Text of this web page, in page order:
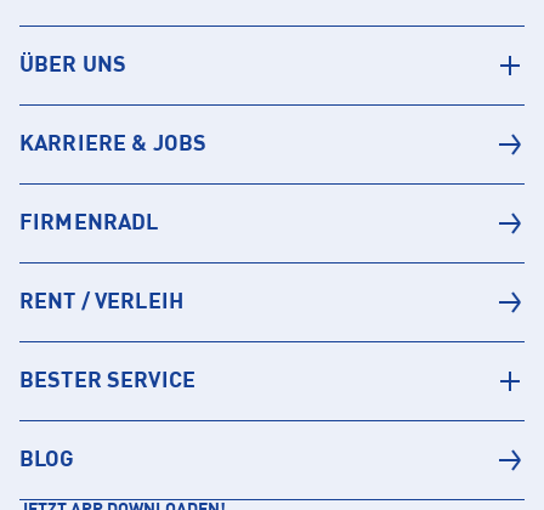
ÜBER UNS
KARRIERE & JOBS
FIRMENRADL
RENT / VERLEIH
BESTER SERVICE
BLOG